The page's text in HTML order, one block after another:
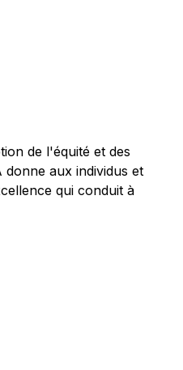
de l'équité et des
aux individus et
qui conduit à